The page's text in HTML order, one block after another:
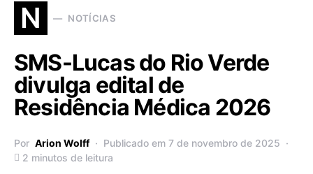
N NOTÍCIAS
SMS-Lucas do Rio Verde
divulga edital de
Residência Médica 2026
Por Arion Wolff
Publicado em 7 de novembro de 2025
2 minutos de leitura